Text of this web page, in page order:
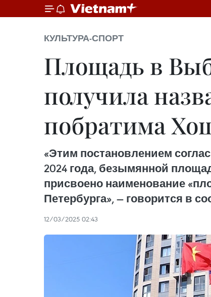
КУЛЬТУРА-СПОРТ
Площадь в
получила
побратима
«Этим постановлением
2024 года, безымянной
присвоено наименование
Петербурга», — говорится в
12/03/2025 02:43